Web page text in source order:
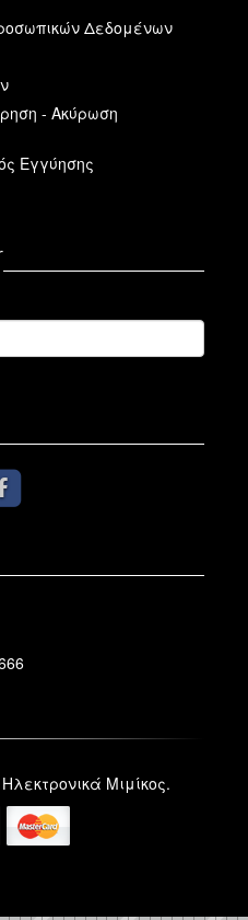
Δεδομένων
- Ακύρωση
Εγγύησης
Μιμίκος.